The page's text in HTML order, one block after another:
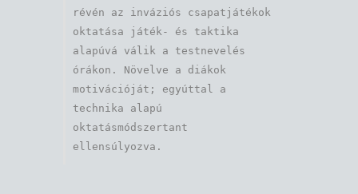
révén az inváziós csapatjátékok
oktatása játék- és taktika
alapúvá válik a testnevelés
órákon. Növelve a diákok
motivációját; egyúttal a
technika alapú
oktatásmódszertant
ellensúlyozva.